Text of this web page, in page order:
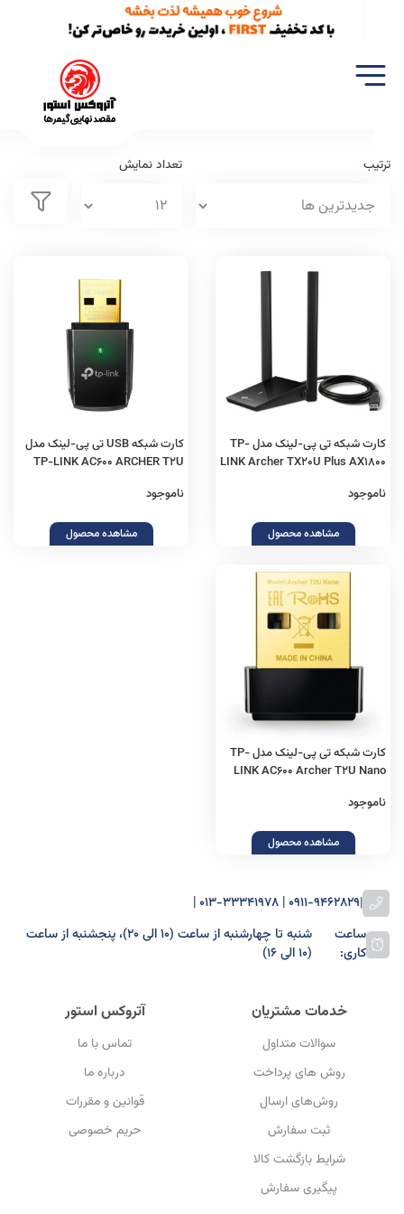
ترتیب تعداد نمایش
کارت شبکه تی پی-لینک مدل TP-
LINK Archer TX20U Plus AX1800
ناموجود
مشاهده محصول
کارت شبکه USB تی پی-لینک مدل
TP-LINK AC600 ARCHER T2U
ناموجود
مشاهده محصول
کارت شبکه تی پی-لینک مدل TP-
LINK AC600 Archer T2U Nano
ناموجود
مشاهده محصول
|
0911-9462829 | 013-33341978 |
ساعت
کاری:
شنبه تا چهارشنبه از ساعت (۱۰ الی ۲۰)، پنجشنبه از ساعت
(۱۰ الی ۱۶)
خدمات مشتریان
سوالات متداول
روش های پرداخت
روش‌های ارسال
ثبت سفارش
شرایط بازگشت کالا
پیگیری سفارش
آتروکس استور
تماس با ما
درباره ما
قوانین و مقررات
حریم خصوصی